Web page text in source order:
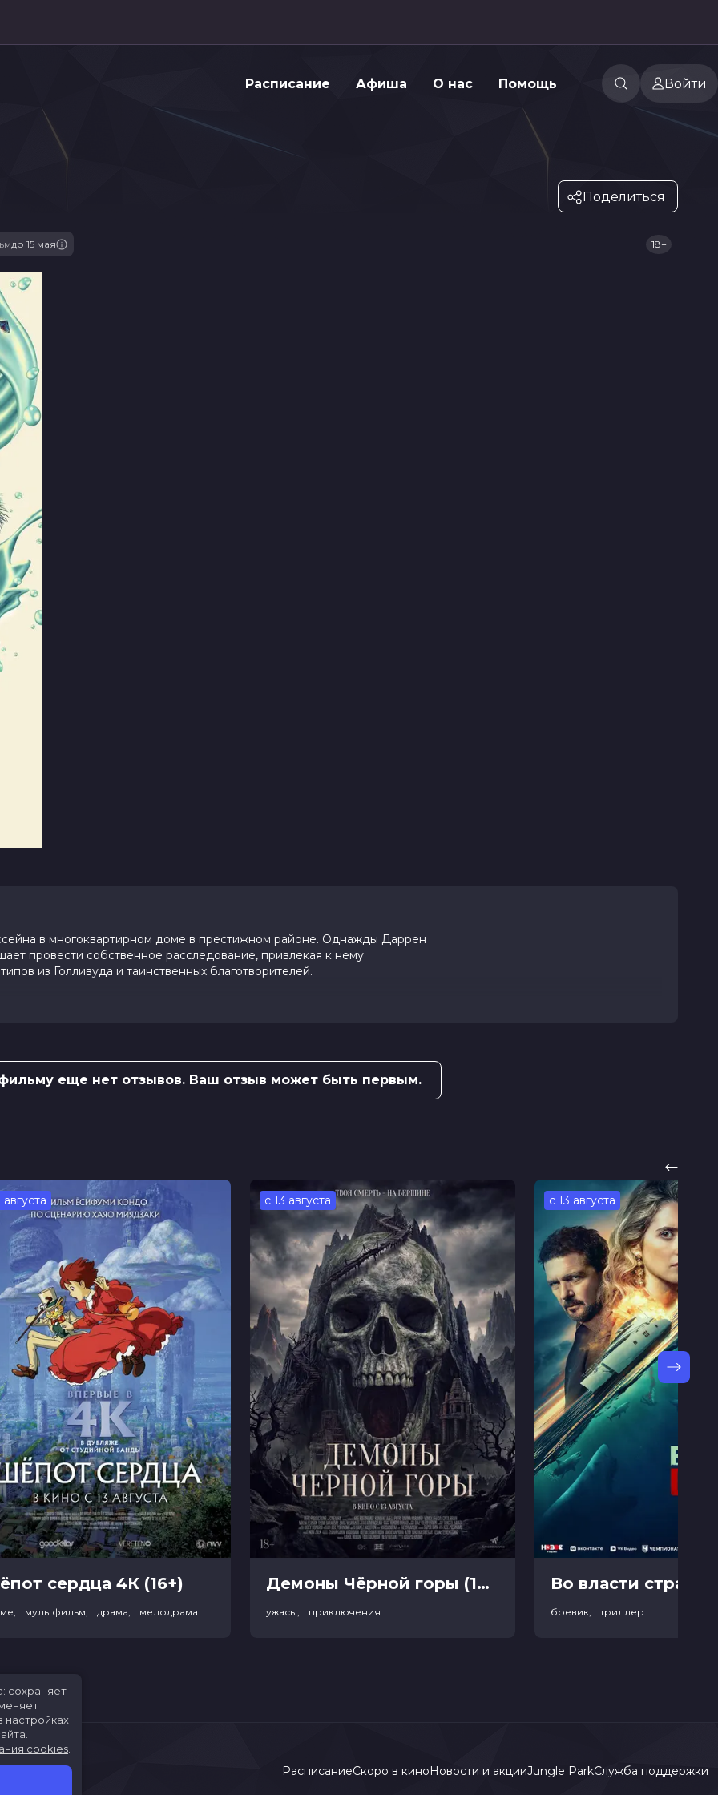
Расписание Афиша О нас Помощь Войти
Поделиться
до 15 мая 18+
в многоквартирном доме в престижном районе. Однажды Даррен
провести собственное расследование, привлекая к нему
из Голливуда и таинственных благотворителей.
Джейсон Ли, Дэнни ДеВито,
еще нет отзывов. Ваш отзыв может быть первым.
августа
сердца 4К (16+)
мультфильм, драма, мелодрама
с 13 августа
Демоны Чёрной горы (18+)
ужасы, приключения
с 13 августа
Во власти страха
боевик, триллер
РасписаниеСкоро в киноНовости и акцииJungle ParkСлужба поддержки
сохраняет
настройках
cookies